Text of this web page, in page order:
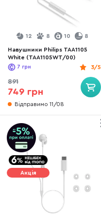
12 8 10 8
Навушники Philips TAA1105
White (TAA1105WT/00)
3/5
7 грн
891
749 грн
Відправимо 11/08
Акція